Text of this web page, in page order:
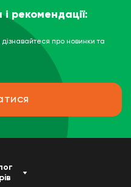
рекомендації:
про новинки та